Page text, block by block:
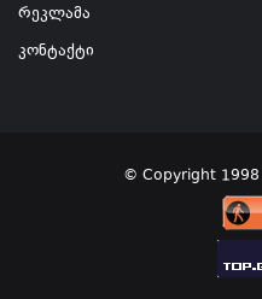
რეკლამა
კონტაქტი
© Copyright